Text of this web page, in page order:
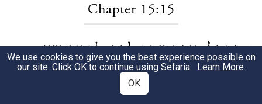
Chapter 15:15
1 הקהל חוקה אחת לכם, לרבות שני
כבשי עצרת לנסכים:
We use cookies to give you the best experience possible on
our site. Click OK to continue using Sefaria. Learn More.
OK